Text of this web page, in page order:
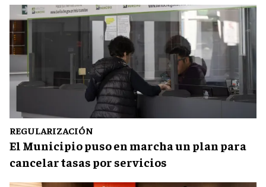
REGULARIZACIÓN
El Municipio puso en marcha un plan para
cancelar tasas por servicios